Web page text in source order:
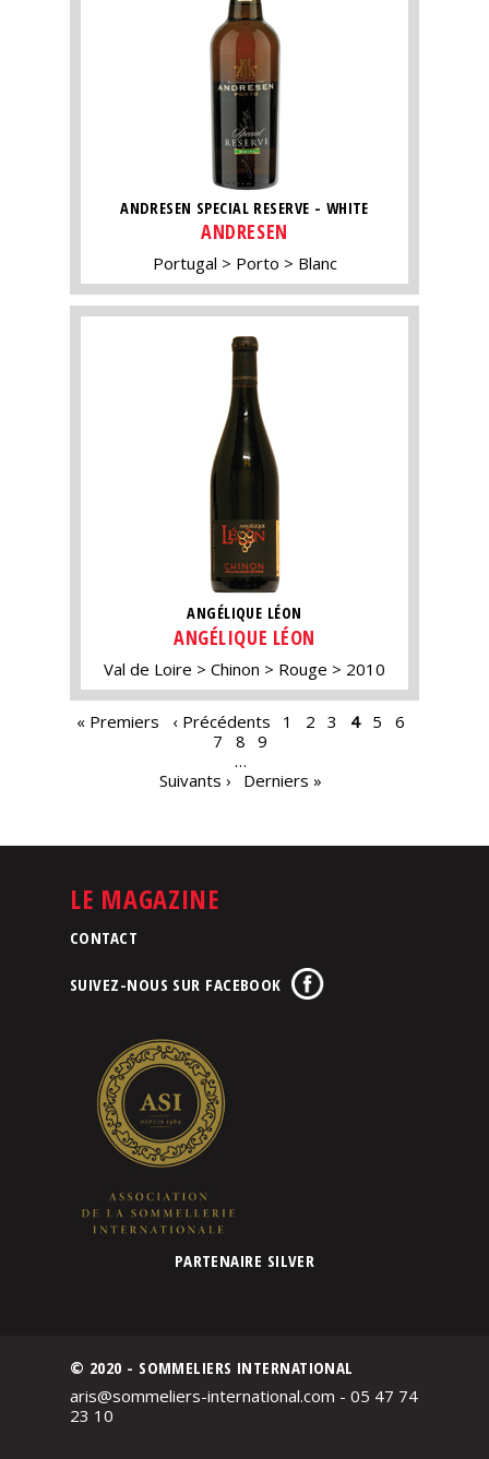
ANDRESEN SPECIAL RESERVE - WHITE
ANDRESEN
Portugal Porto Blanc
ANGÉLIQUE LÉON
ANGÉLIQUE LÉON
Val de Loire Chinon Rouge 2010
PAGES
« Premiers ‹ Précédents 1 2 3 4 5
6
7
8
9
…
Suivants ›
Derniers »
LE MAGAZINE
CONTACT
SUIVEZ-NOUS SUR FACEBOOK
PARTENAIRE SILVER
© 2020 - SOMMELIERS INTERNATIONAL
aris@sommeliers-international.com - 05 47 74
23 10